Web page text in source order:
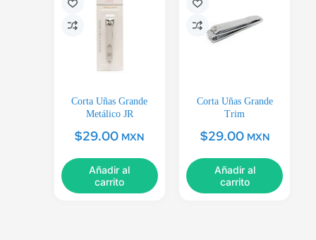
Corta Uñas Grande
Metálico JR
$29.00 MXN
Añadir al
carrito
Corta Uñas Grande
Trim
$29.00 MXN
Añadir al
carrito